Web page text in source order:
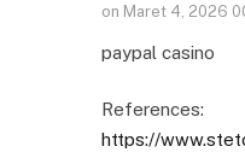
on Maret 4, 2026
paypal casino
References:
https://